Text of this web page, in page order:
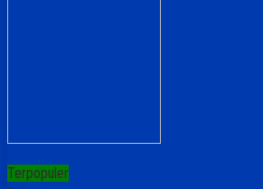
Terpopuler